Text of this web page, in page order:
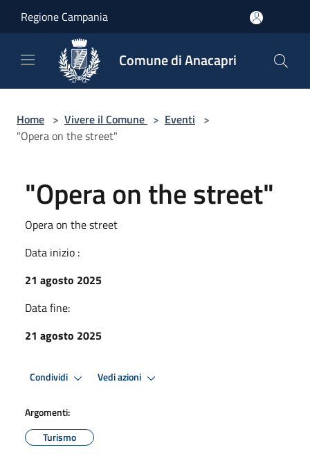
Regione Campania
Comune di Anacapri
Home > Vivere il Comune > Eventi >
"Opera on the street"
"Opera on the street"
Opera on the street
Data inizio :
21 agosto 2025
Data fine:
21 agosto 2025
Condividi Vedi azioni
Argomenti:
Turismo